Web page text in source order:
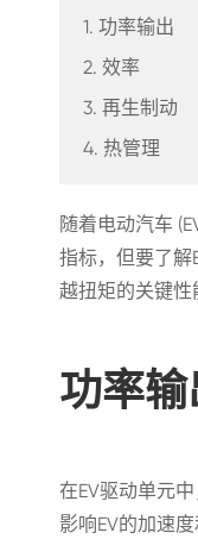
1.5KW DC/
1. 功率输出
2. 效率
3. 再生制动
4. 热管理
随着电动汽车
指标，但要了
越扭矩的关键性
功率输
在EV驱动单元
影响EV的加速